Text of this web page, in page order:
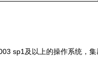
sp1 及以上的操作系统，集